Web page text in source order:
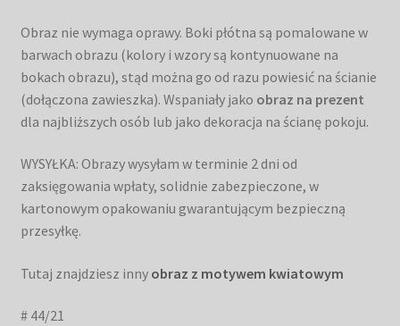
Obraz nie wymaga oprawy. Boki płótna są pomalowane w
barwach obrazu (kolory i wzory są kontynuowane na
bokach obrazu), stąd można go od razu powiesić na ścianie
(dołączona zawieszka). Wspaniały jako obraz na prezent
dla najbliższych osób lub jako dekoracja na ścianę pokoju.
WYSYŁKA: Obrazy wysyłam w terminie 2 dni od
zaksięgowania wpłaty, solidnie zabezpieczone, w
kartonowym opakowaniu gwarantującym bezpieczną
przesyłkę.
Tutaj znajdziesz inny obraz z motywem kwiatowym
# 44/21